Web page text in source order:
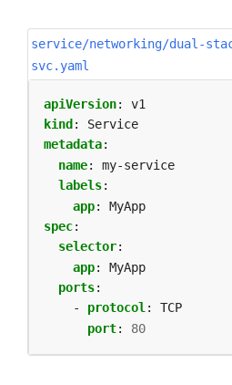
service/networking/dual-
svc.yaml
apiVersion:
v1
kind :
Service
metadata:
name:
my-service
labels:
app:
MyApp
spec:
selector:
app:
MyApp
ports:
- protocol:
TCP
port: 80